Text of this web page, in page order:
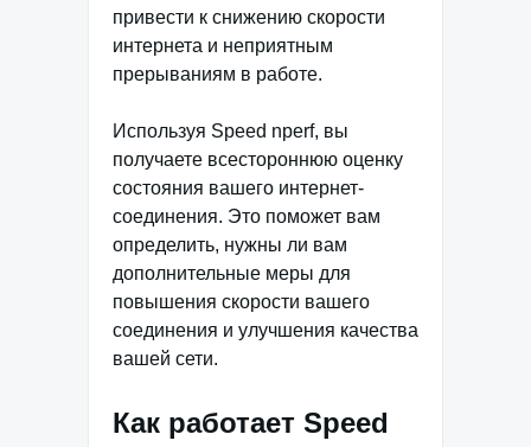
привести к снижению скорости
интернета и неприятным
прерываниям в работе.
Используя Speed nperf, вы
получаете всестороннюю оценку
состояния вашего интернет-
соединения. Это поможет вам
определить, нужны ли вам
дополнительные меры для
повышения скорости вашего
соединения и улучшения качества
вашей сети.
Как работает Speed